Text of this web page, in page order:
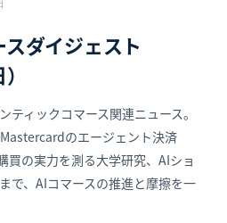
ダイジェスト
ィックコマース関連ニュース。
のエージェント決済
買の実力を測る大学研究、AIショ
で、AIコマースの推進と摩擦を一